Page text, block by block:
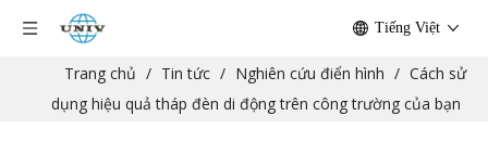
Tiếng Việt
Trang chủ / Tin tức / Nghiên cứu điển hình / Cách sử
dụng hiệu quả tháp đèn di động trên công trường của bạn